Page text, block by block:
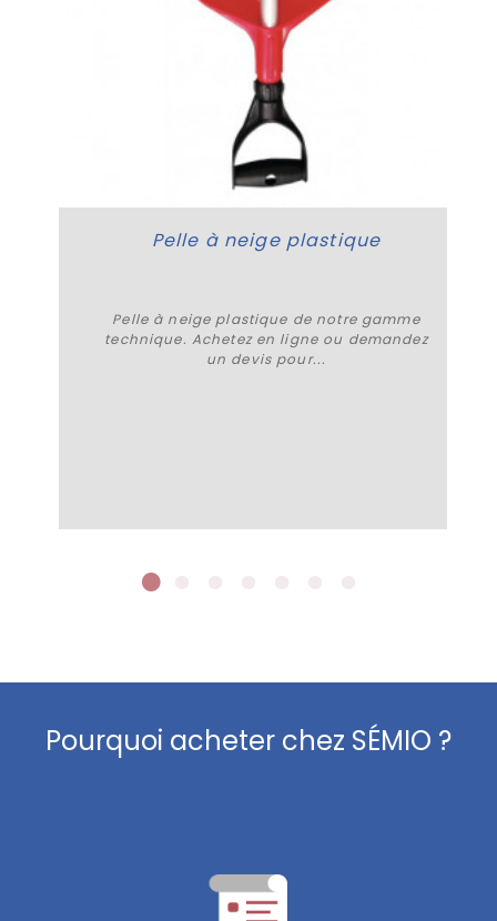
Pelle à neige plastique
Pelle à neige plastique de notre gamme
technique. Achetez en ligne ou demandez
un devis pour...
Pourquoi acheter chez SÉMIO ?